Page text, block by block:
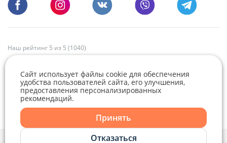
Telegram
Наш рейтинг 5 из 5 (1040)
Политика конфиденциальности,
Сайт использует файлы cookie для обеспечения
удобства пользователей сайта, его улучшения,
предоставления персонализированных
рекомендаций.
Принять
Отказаться